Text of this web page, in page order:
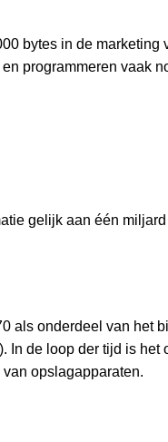
bytes in de marketing
programmeren vaak
gelijk aan één
als onderdeel van het
In de loop der tijd is
opslagapparaten.